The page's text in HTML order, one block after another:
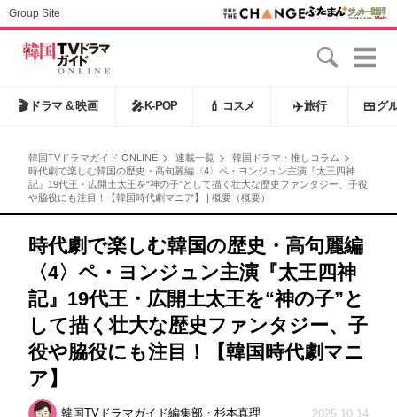
Group Site
🎬 ドラマ & 映画 🎤 K-POP 💄 コスメ ✈️旅行 🍱 グ
韓国TVドラマガイド ONLINE 連載一覧
韓国ドラマ・推しコラム
時代劇で楽しむ韓国の歴史・高句麗編〈4〉ペ・ヨンジュン主演『太王四神
記』19代王・広開土太王を“神の子”として描く壮大な歴史ファンタジー、子役
や脇役にも注目！【韓国時代劇マニア】 | 概要（概要）
時代劇で楽しむ韓国の歴史・高句麗編
〈4〉ペ・ヨンジュン主演『太王四神
記』19代王・広開土太王を“神の子”と
して描く壮大な歴史ファンタジー、子
役や脇役にも注目！【韓国時代劇マニ
ア】
韓国TVドラマガイド編集部・杉本真理 2025.10.14